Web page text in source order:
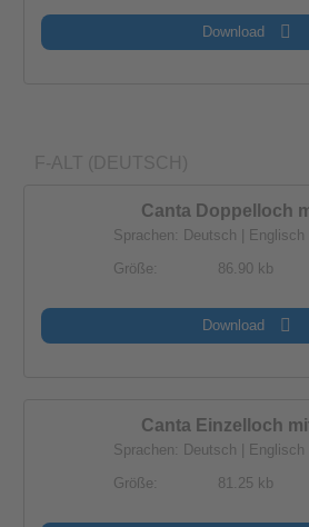
Download
Canta Doppelloch
Sprachen: Deutsch |
Größe:
86.90 kb
Download
Canta Einzelloch
Sprachen: Deutsch |
Größe:
81.25 kb